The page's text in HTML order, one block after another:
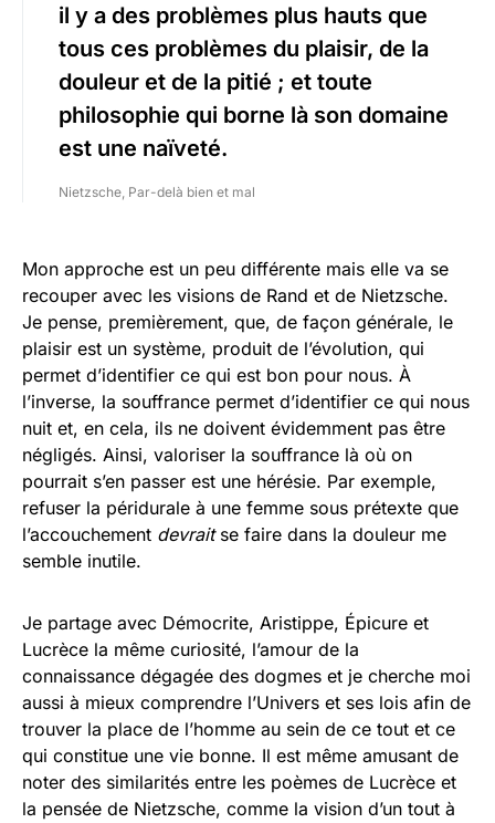
il y a des problèmes plus hauts que
tous ces problèmes du plaisir, de la
douleur et de la pitié ; et toute
philosophie qui borne là son domaine
est une naïveté.
Nietzsche, Par-delà bien et mal
Mon approche est un peu différente mais elle va se
recouper avec les visions de Rand et de Nietzsche.
Je pense, premièrement, que, de façon générale, le
plaisir est un système, produit de l’évolution, qui
permet d’identifier ce qui est bon pour nous. À
l’inverse, la souffrance permet d’identifier ce qui nous
nuit et, en cela, ils ne doivent évidemment pas être
négligés. Ainsi, valoriser la souffrance là où on
pourrait s’en passer est une hérésie. Par exemple,
refuser la péridurale à une femme sous prétexte que
l’accouchement devrait se faire dans la douleur me
semble inutile.
Je partage avec Démocrite, Aristippe, Épicure et
Lucrèce la même curiosité, l’amour de la
connaissance dégagée des dogmes et je cherche moi
aussi à mieux comprendre l’Univers et ses lois afin de
trouver la place de l’homme au sein de ce tout et ce
qui constitue une vie bonne. Il est même amusant de
noter des similarités entre les poèmes de Lucrèce et
la pensée de Nietzsche, comme la vision d’un tout à